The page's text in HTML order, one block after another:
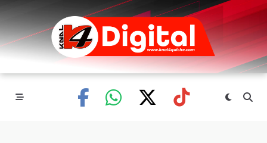
Skip
content